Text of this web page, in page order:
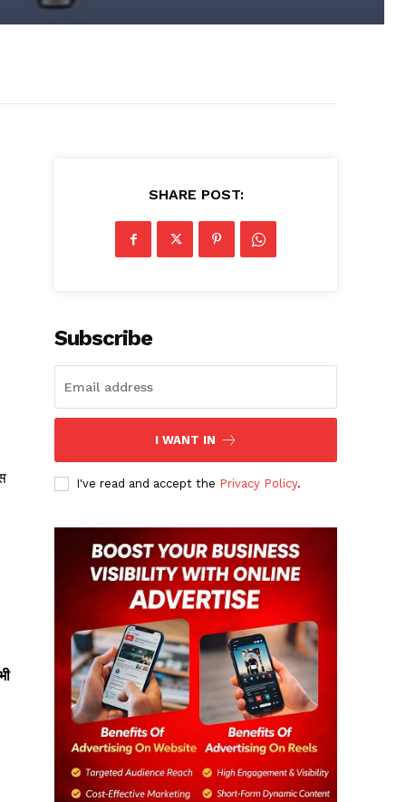
SHARE POST:
Subscribe
I WANT IN
I've read and accept the Privacy Policy.